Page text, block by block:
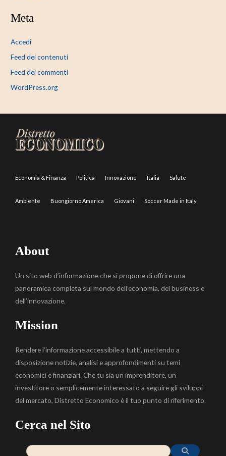
Meta
Accedi
Feed dei contenuti
Feed dei commenti
WordPress.org
Economia & Finanza Politica Innovazione Italia Salute
Ambiente Buongiorno America Giovani Soccer Made in Italy
About
Un sito web d’informazione che si propone di offrire una
panoramica completa sul mondo dell’economia, del business e
dell’innovazione.
Mission
Rendere l’informazione accessibile a tutti, mettendo a
disposizione notizie, analisi e approfondimenti su temi
economici e finanziari. Che tu sia un imprenditore, un
investitore o semplicemente interessato a seguire gli sviluppi
del mercato, Distretto Economico è il tuo punto di riferimento.
Cerca nel Sito